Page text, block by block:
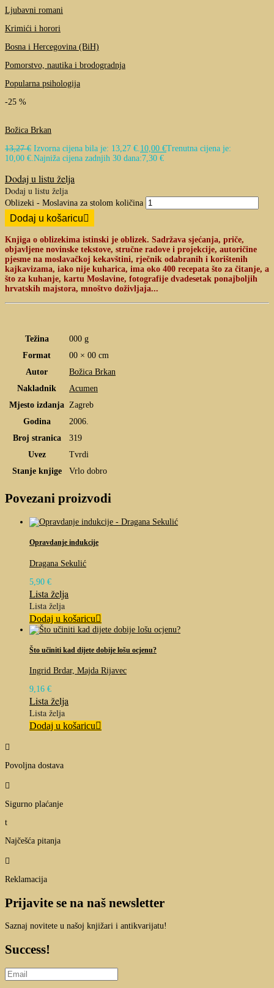
Ljubavni romani
Krimići i horori
Bosna i Hercegovina (BiH)
Pomorstvo, nautika i brodogradnja
Popularna psihologija
-25 %
Božica Brkan
13,27€ Izvorna cijena bila je: 13,27 €. 10,00 €Trenutna cijena je:
10,00 €. Najniža cijena zadnjih 30 dana:7,30 €
Dodaj u listu želja
Dodaj u listu želja
Oblizeki - Moslavina za stolom količina
Dodaj u košaricu
Knjiga o oblizekima istinski je oblizek. Sadržava sjećanja, priče,
objavljene novinske tekstove, stručne radove i projekcije, autoričine
pjesme na moslavačkoj kekavštini, rječnik odabranih i korištenih
kajkavizama, iako nije kuharica, ima oko 400 recepata što za čitanje, a
što za kuhanje, kartu Moslavine, fotografije dvadesetak ponajboljih
hrvatskih majstora, mnoštvo doživljaja...
Težina
000 g
Format
00 × 00 cm
Autor
Božica Brkan
Nakladnik
Acumen
Mjesto izdanja Zagreb
Godina
2006.
Broj stranica
319
Uvez
Tvrdi
Stanje knjige
Vrlo dobro
Povezani proizvodi
Opravdanje indukcije
Dragana Sekulić
5,90 €
Lista želja
Lista želja
Dodaj u košaricu
Što učiniti kad dijete dobije lošu ocjenu?
Ingrid Brdar, Majda Rijavec
9,16 €
Lista želja
Lista želja
Dodaj u košaricu

Povoljna dostava

Sigurno plaćanje
t
Najčešća pitanja

Reklamacija
Prijavite se na naš newsletter
Saznaj novitete u našoj knjižari i antikvarijatu!
Success!